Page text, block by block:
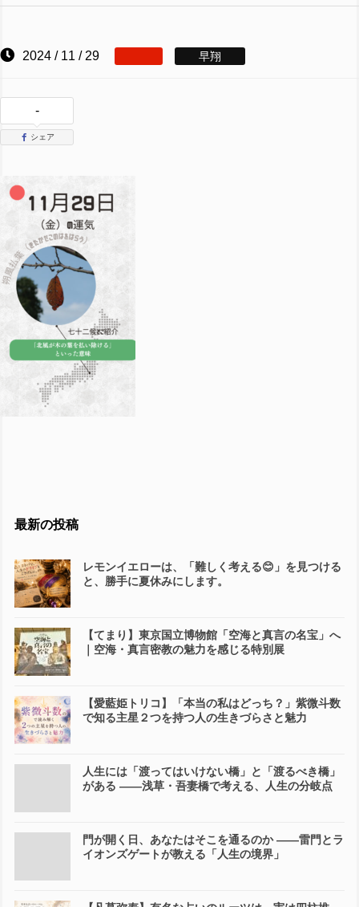
2024 / 11 / 29 早翔
-
シェア
最新の投稿
レモンイエローは、「難しく考える😊」を見つける
と、勝手に夏休みにします。
【てまり】東京国立博物館「空海と真言の名宝」へ
｜空海・真言密教の魅力を感じる特別展
【愛藍姫トリコ】「本当の私はどっち？」紫微斗数
で知る主星２つを持つ人の生きづらさと魅力
人生には「渡ってはいけない橋」と「渡るべき橋」
がある ――浅草・吾妻橋で考える、人生の分岐点
門が開く日、あなたはそこを通るのか ――雷門とラ
イオンズゲートが教える「人生の境界」